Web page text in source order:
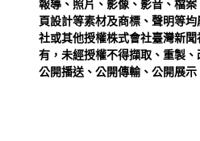
報導、照片、影像、影音、檔
頁設計等素材及商標、聲明等
社或其他授權株式會社臺灣新
有，未經授權不得擷取、重製、
公開播送、公開傳輸、公開展示